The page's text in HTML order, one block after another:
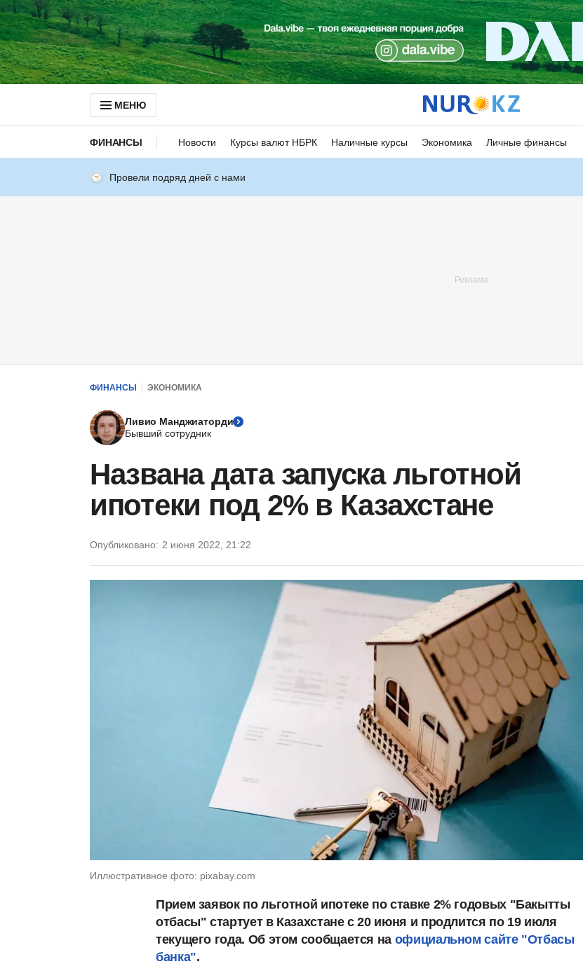
МЕНЮ
ФИНАНСЫ Новости Курсы валют НБРК Наличные курсы Экономика Личные финансы
Провели подряд дней с нами
ФИНАНСЫ ЭКОНОМИКА
Ливио Манджиаторди
Бывший сотрудник
Названа дата запуска льготной
ипотеки под 2% в Казахстане
Опубликовано: 2 июня 2022, 21:22
Иллюстративное фото: pixabay.com
Прием заявок по льготной ипотеке по ставке 2% годовых "Бакытты
отбасы" стартует в Казахстане с 20 июня и продлится по 19 июля
текущего года. Об этом сообщается на официальном сайте "Отбасы
банка".